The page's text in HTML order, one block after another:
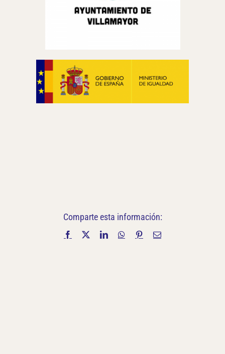
Comparte esta información:
Facebook LinkedInWhatsApp
PinterestCorreo